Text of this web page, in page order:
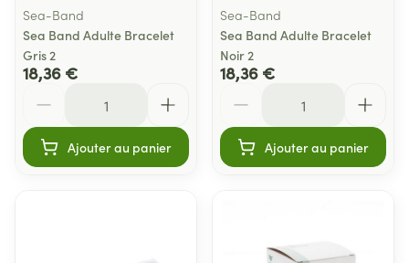
Sea-Band
Sea Band Adulte Bracelet
Gris 2
18,36 €
Ajouter au panier
Sea-Band
Sea Band Adulte Bracelet
Noir 2
18,36 €
Ajouter au panier